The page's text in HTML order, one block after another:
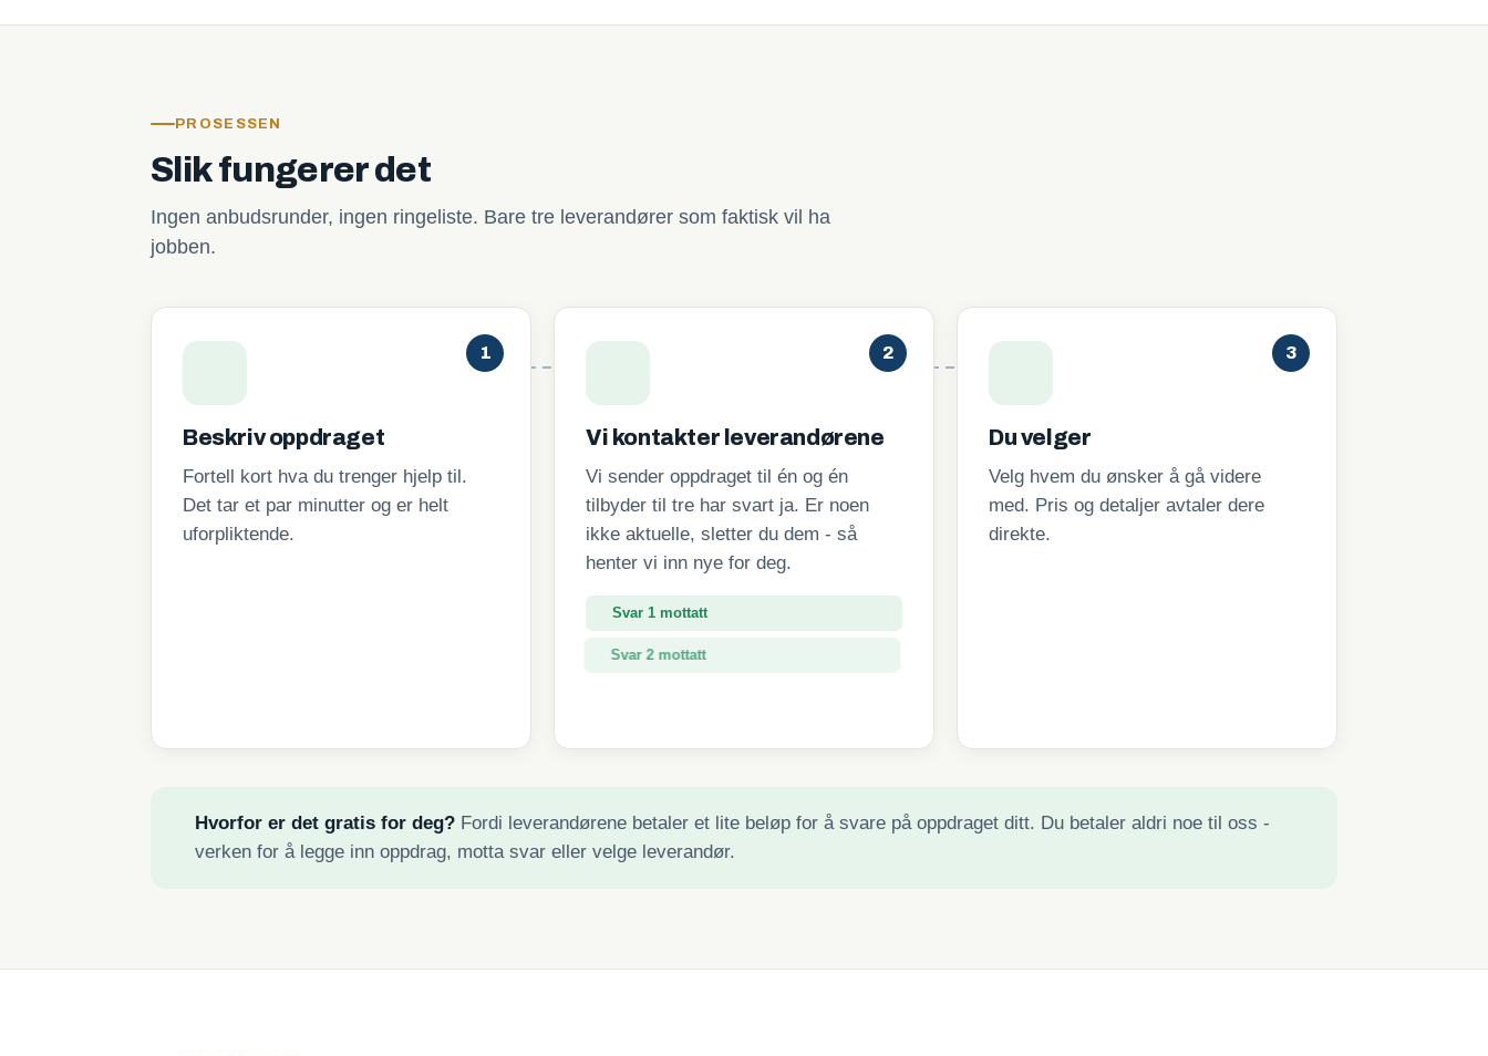
PROSESSEN
Slik fungerer det
Ingen anbudsrunder, ingen ringeliste. Bare tre leverandører som faktisk vil ha
jobben.
1
Beskriv oppdraget
Fortell kort hva du trenger hjelp til.
Det tar et par minutter og er helt
uforpliktende.
2
Vi kontakter leverandørene
Vi sender oppdraget til én og én
tilbyder til tre har svart ja. Er noen
ikke aktuelle, sletter du dem - så
henter vi inn nye for deg.
Svar 1 mottatt
Svar 2 mottatt
3
Du velger
Velg hvem du ønsker å gå videre
med. Pris og detaljer avtaler dere
direkte.
Hvorfor er det gratis for deg? Fordi leverandørene betaler et lite beløp for å svare på oppdraget ditt. Du betaler aldri noe til oss -
verken for å legge inn oppdrag, motta svar eller velge leverandør.